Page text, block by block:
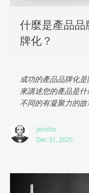
什麼是產品
牌化？
成功的產品品牌化
來講述您的產品是
不同的有凝聚力的故
Jericho
Dec 31, 2025